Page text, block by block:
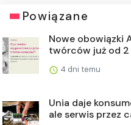
Powiązane
Nowe obowiązki
twórców już od 2
4 dni temu
Unia daje
ale serwis przez